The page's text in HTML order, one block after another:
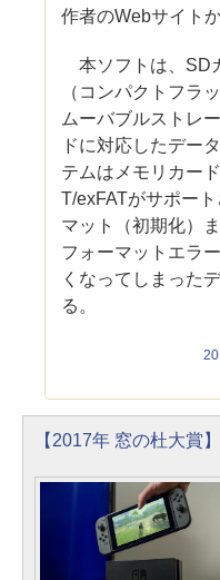
作者のWebサイト
本ソフトは、SD
（コンパクトフラ
ムーバブルストレ
ドに対応したデー
テムはメモリカー
T/exFATがサポー
マット（初期化）
フォーマットエラ
くなってしまった
る。
【2017年 窓の杜大賞